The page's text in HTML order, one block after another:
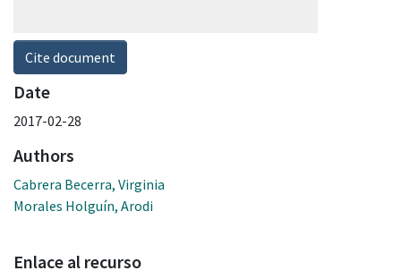
Cite document
Date
2017-02-28
Authors
Cabrera Becerra, Virginia
Morales Holguín, Arodi
Enlace al recurso